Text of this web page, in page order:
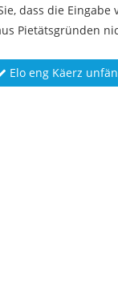
dass die Eingabe
Pietätsgründen
Elo eng Käerz